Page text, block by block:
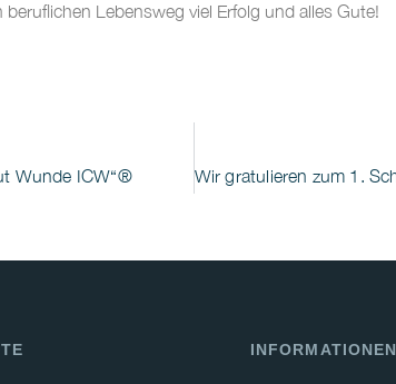
Lebensweg viel Erfolg und alles Gute!
Wunde ICW“®
INFORMATIONEN